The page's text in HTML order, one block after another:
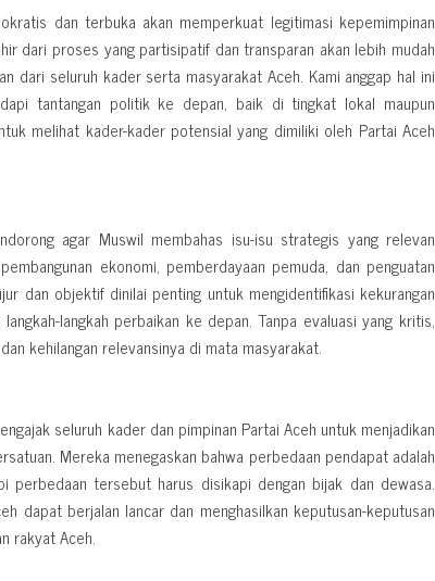
dan terbuka akan memperkuat legitimasi kepemimpinan
dari proses yang partisipatif dan transparan akan lebih mudah
dari seluruh kader serta masyarakat Aceh. Kami anggap hal ini
tantangan politik ke depan, baik di tingkat lokal maupun
melihat kader-kader potensial yang dimiliki oleh Partai Aceh
agar Muswil membahas isu-isu strategis yang relevan
ekonomi, pemberdayaan pemuda, dan penguatan
dan objektif dinilai penting untuk mengidentifikasi kekurangan
langkah perbaikan ke depan. Tanpa evaluasi yang kritis,
kehilangan relevansinya di mata masyarakat.
seluruh kader dan pimpinan Partai Aceh untuk menjadikan
Mereka menegaskan bahwa perbedaan pendapat adalah
perbedaan tersebut harus disikapi dengan bijak dan dewasa.
dapat berjalan lancar dan menghasilkan keputusan-keputusan
rakyat Aceh.